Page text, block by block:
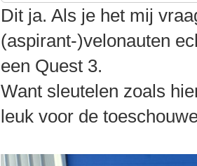
Dit ja. Als je het mij
(aspirant-)velonauten
een Quest 3.
Want sleutelen zoals
leuk voor de